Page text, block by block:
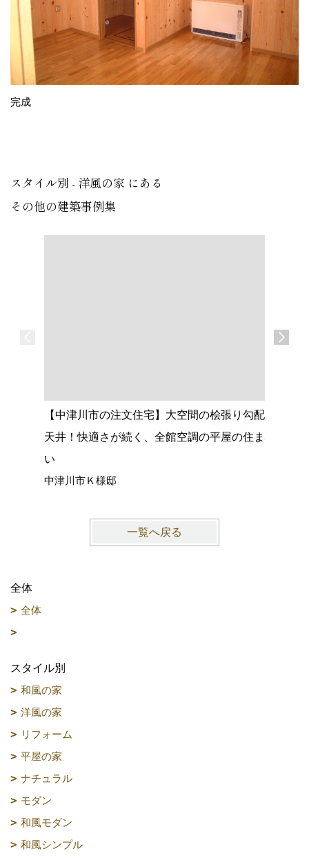
完成
スタイル別 - 洋風の家 にある
その他の建築事例集
【中津川市の注文住宅】大空間の桧張り勾配
天井！快適さが続く、全館空調の平屋の住ま
い
中津川市Ｋ様邸
一覧へ戻る
全体
全体
スタイル別
和風の家
洋風の家
リフォーム
平屋の家
ナチュラル
モダン
和風モダン
和風シンプル